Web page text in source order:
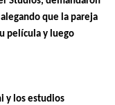
que la pareja
película y luego
y los estudios